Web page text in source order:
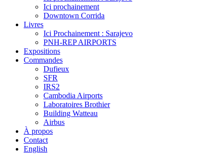
Ici prochainement
Downtown Corrida
Livres
Ici Prochainement : Sarajevo
PNH-REP AIRPORTS
Expositions
Commandes
Dufieux
SFR
IRS2
Cambodia Airports
Laboratoires Brothier
Building Watteau
Airbus
À propos
Contact
English